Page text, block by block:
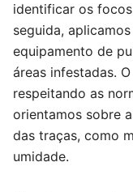
identificar os
seguida,
equipamento de
áreas infestadas.
respeitando as
orientamos sobre
das traças, como
umidade.